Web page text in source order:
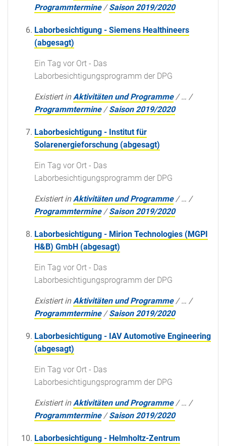
Programmtermine /Saison 2019/2020
Laborbesichtigung - Siemens Healthineers
(abgesagt)
Ein Tag vor Ort - Das
Laborbesichtigungsprogramm der DPG
Existiert in Aktivitäten und Programme /… /
Programmtermine /Saison 2019/2020
Laborbesichtigung - Institut für
Solarenergieforschung (abgesagt)
Ein Tag vor Ort - Das
Laborbesichtigungsprogramm der DPG
Existiert in Aktivitäten und Programme /… /
Programmtermine /Saison 2019/2020
Laborbesichtigung - Mirion Technologies (MGPI
H&B) GmbH (abgesagt)
Ein Tag vor Ort - Das
Laborbesichtigungsprogramm der DPG
Existiert in Aktivitäten und Programme /… /
Programmtermine /Saison 2019/2020
Laborbesichtigung - IAV Automotive Engineering
(abgesagt)
Ein Tag vor Ort - Das
Laborbesichtigungsprogramm der DPG
Existiert in Aktivitäten und Programme /… /
Programmtermine /Saison 2019/2020
Laborbesichtigung - Helmholtz-Zentrum